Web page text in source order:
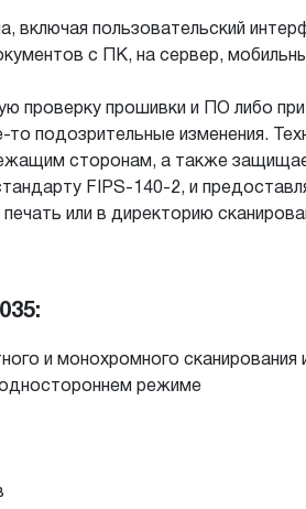
пользовательский
с ПК, на сервер,
проверку прошивки и ПО либо
подозрительные изменения.
сторонам, а также
FIPS-140-2, и
или в директорию
и монохромного
одностороннем режиме